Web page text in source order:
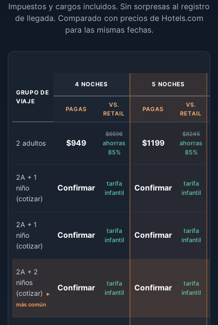
Impuestos y cargos incluidos. Sin sorpresas al registro
de llegada. Comparado con precios de Hotels.com
para las mismas fechas.
GRUPO DE
VIAJE
4 NOCHES 5 NOCHES
PAGAS
VS.
RETAIL
PAGAS
VS.
RETAIL
2 adultos $949
$6596
ahorras
85%
$1199
$8245
ahorras
85%
2A + 1
niño
(cotizar)
Confirmar
tarifa
infantil
Confirmar
tarifa
infantil
2A + 1
niño
(cotizar)
Confirmar
tarifa
infantil
Confirmar
tarifa
infantil
2A + 2
niños
(cotizar)
▸
más común
Confirmar
tarifa
infantil
Confirmar
tarifa
infantil